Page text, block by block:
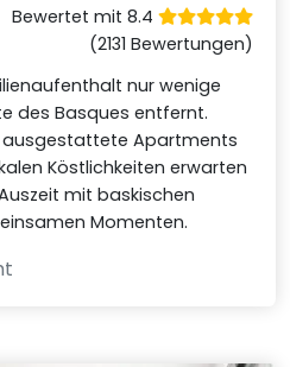
Bewertet mit 8.4
(2131 Bewertungen)
nur wenige
des Basques entfernt.
ausgestattete Apartments
Köstlichkeiten erwarten
mit baskischen
Momenten.